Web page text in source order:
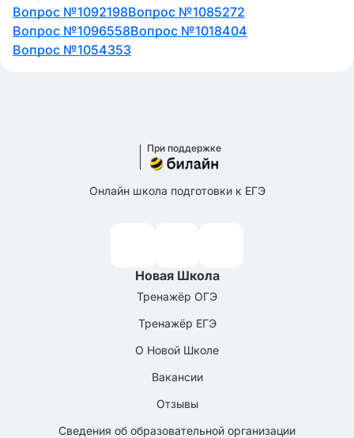
Вопрос №1092198Вопрос №1085272
Вопрос №1096558Вопрос №1018404
Вопрос №1054353
При поддержке
Онлайн школа подготовки к ЕГЭ
Новая Школа
Тренажёр ОГЭ
Тренажёр ЕГЭ
О Новой Школе
Вакансии
Отзывы
Сведения об образовательной организации